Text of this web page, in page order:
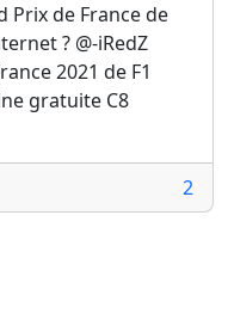
Prix de France de
? @-iRedZ
2021 de F1
gratuite C8
2